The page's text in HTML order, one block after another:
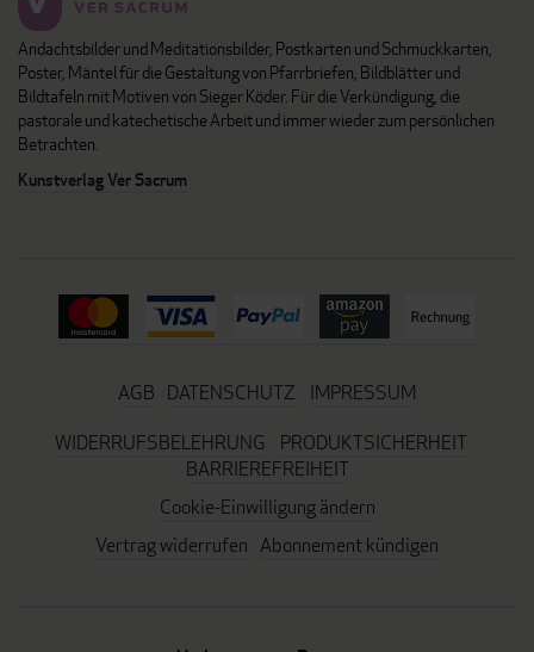
Andachtsbilder und Meditationsbilder, Postkarten und Schmuckkarten,
Poster, Mäntel für die Gestaltung von Pfarrbriefen, Bildblätter und
Bildtafeln mit Motiven von Sieger Köder. Für die Verkündigung, die
pastorale und katechetische Arbeit und immer wieder zum persönlichen
Betrachten.
Kunstverlag Ver Sacrum
AGB DATENSCHUTZ
IMPRESSUM
WIDERRUFSBELEHRUNG
PRODUKTSICHERHEIT
BARRIEREFREIHEIT
Cookie-Einwilligung ändern
Vertrag widerrufen Abonnement kündigen